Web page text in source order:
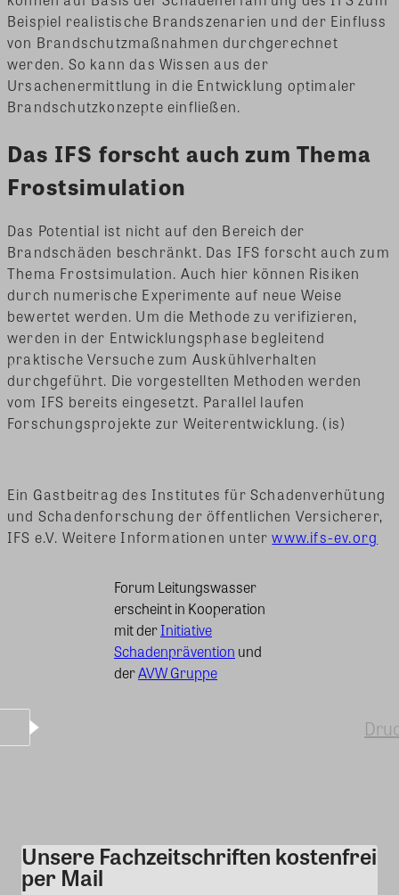
Beispiel realistische Brandszenarien und der Einfluss
von Brandschutzmaßnahmen durchgerechnet
werden. So kann das Wissen aus der
Ursachenermittlung in die Entwicklung optimaler
Brandschutzkonzepte einfließen.
Das IFS forscht auch zum Thema
Frostsimulation
Das Potential ist nicht auf den Bereich der
Brandschäden beschränkt. Das IFS forscht auch zum
Thema Frostsimulation. Auch hier können Risiken
durch numerische Experimente auf neue Weise
bewertet werden. Um die Methode zu verifizieren,
werden in der Entwicklungsphase begleitend
praktische Versuche zum Auskühlverhalten
durchgeführt. Die vorgestellten Methoden werden
vom IFS bereits eingesetzt. Parallel laufen
Forschungsprojekte zur Weiterentwicklung. (is)
Ein Gastbeitrag des Institutes für Schadenverhütung
und Schadenforschung der öffentlichen Versicherer,
IFS e.V. Weitere Informationen unterwww.ifs-ev.org
Forum Leitungswasser
erscheint in Kooperation
mit derInitiative
Schadenprävention und
derAVW Gruppe
Kommentar
Unsere Fachzeitschriften kostenfrei
per Mail